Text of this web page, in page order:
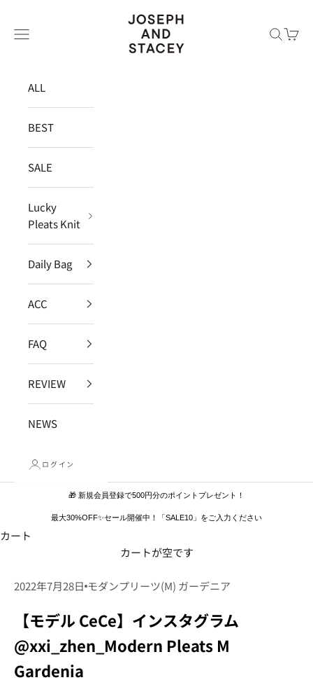
JOSEPH AND STACEY JAPAN
メニュー
検索カー
ALL
BEST
SALE
Lucky
Pleats Knit
Daily Bag
ACC
FAQ
REVIEW
NEWS
ログイン
🎁 新規会員登録で500円分のポイントプレゼント！
最大30%OFF✨セール開催中！「SALE10」をご入力ください
カート
カートが空です
2022年7月28日 モダンプリーツ(M) ガーデニア
【モデル CeCe】インスタグラム
@xxi_zhen_Modern Pleats M
Gardenia